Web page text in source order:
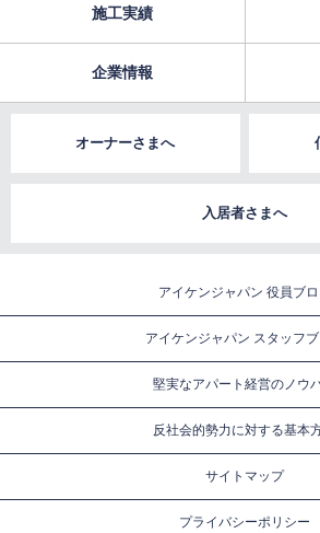
施工実績
企業情報
オーナーさまへ
入居者さまへ
アイケンジャパン 役員ブ
アイケンジャパン スタッフ
堅実なアパート経営のノウ
反社会的勢力に対する基本
サイトマップ
プライバシーポリシー